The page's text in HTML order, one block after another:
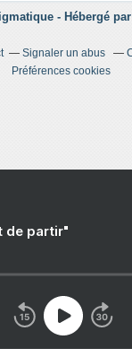
- Hébergé par
Signaler un abus
Préférences cookies
de partir"